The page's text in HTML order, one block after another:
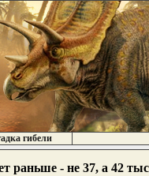
гибели
- не 37, а 42